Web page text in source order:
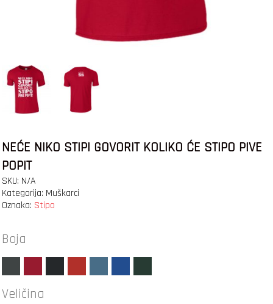
NEĆE NIKO STIPI GOVORIT KOLIKO ĆE STIPO PIVE
POPIT
SKU: N/A
Kategorija: Muškarci
Oznaka: Stipo
Boja
Veličina